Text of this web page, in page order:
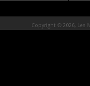
Copyright © 2026, Les